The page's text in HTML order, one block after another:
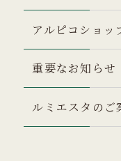
アルピコショッ
重要なお知らせ
ルミエスタのご